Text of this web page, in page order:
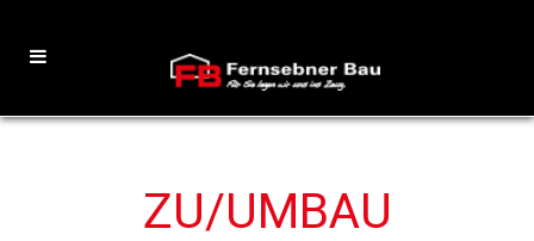
ZU/UMBAU